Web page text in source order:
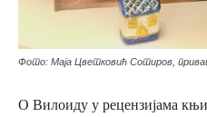
Фото: Маја Цветковић Сотиров,
О Вилоиду у рецензијама